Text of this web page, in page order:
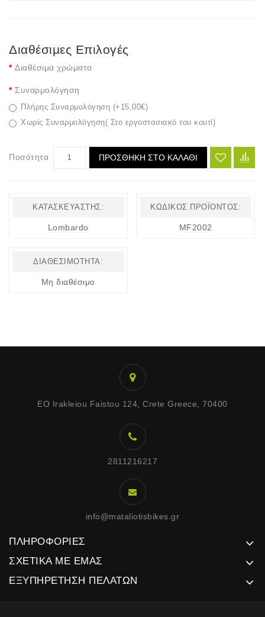
Διαθέσιμες Επιλογές
Διαθέσιμα χρώματα
Συναρμολόγηση
Πλήρης Συναρμολόγηση (+15,00€)
Χωρίς Συναρμολόγηση( Στο εργοστασιακό του κουτί)
Ποσότητα ΠΡΟΣΘΉΚΗ ΣΤΟ ΚΑΛΆΘΙ
ΚΑΤΑΣΚΕΥΑΣΤΉΣ:
Lombardo
ΚΩΔΙΚΌΣ ΠΡΟΪΌΝΤΟΣ:
MF2002
ΔΙΑΘΕΣΙΜΌΤΗΤΑ:
Μη διαθέσιμο
EO Irakleiou Faistou 124, Crete Greece, 70400
2811216217
info@mataliotisbikes.gr
ΠΛΗΡΟΦΟΡΊΕΣ
ΣΧΕΤΙΚΆ ΜΕ ΕΜΆΣ
ΕΞΥΠΗΡΈΤΗΣΗ ΠΕΛΑΤΏΝ